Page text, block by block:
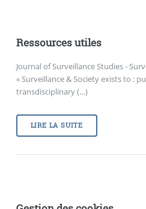
Ressources utiles
Journal of Surveillance Studies -
« Surveillance & Society exists to :
transdisciplinary (…)
LIRE LA SUITE